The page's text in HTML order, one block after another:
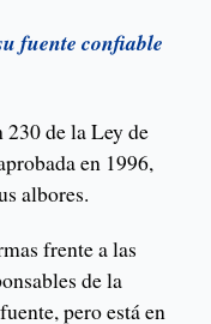
fuente confiable
230 de la Ley de
en 1996,
albores.
frente a las
de la
pero está en